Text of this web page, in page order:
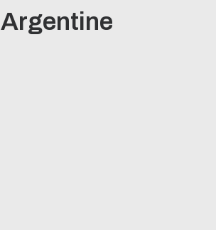
Argentine